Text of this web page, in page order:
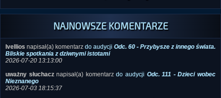
NAJNOWSZE KOMENTARZE
Ivellios napisał(a) komentarz do audycji Odc. 60 - Przybysze z innego świata.
Bliskie spotkania z dziwnymi istotami
2026-07-20 13:13:00
uważny słuchacznapisał(a) komentarzdo audycji Odc. 111 - Dzieci wobec
Nieznanego
2026-07-03 18:15:37